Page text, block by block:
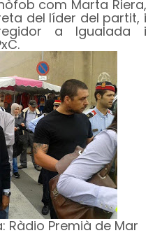
com Marta Riera,
del líder del partit, i
a Igualada i
Premià de Mar